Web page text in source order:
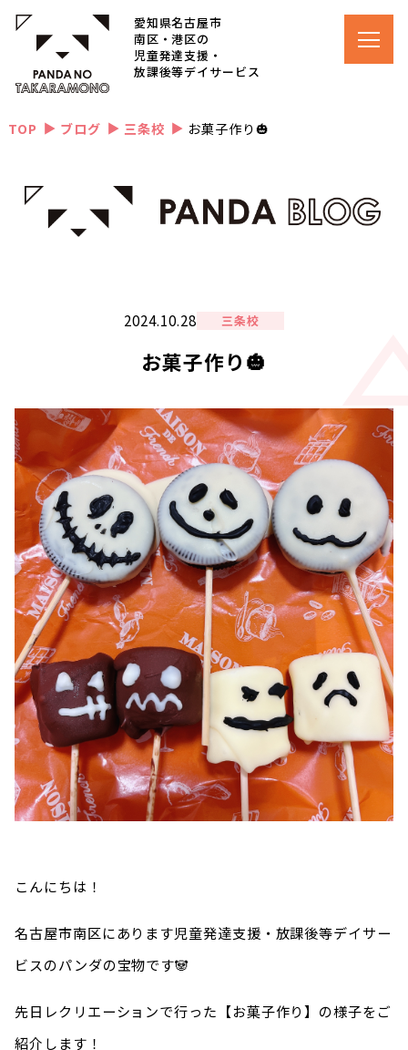
愛知県名古屋市
南区・港区の
児童発達支援・
放課後等デイサービス
TOP ▲ ブログ ▲ 三条校 ▲ お菓子作り🎃
2024.10.28 三条校
お菓子作り🎃
こんにちは！
名古屋市南区にあります児童発達支援・放課後等デイサー
ビスのパンダの宝物です🐼
先日レクリエーションで行った【お菓子作り】の様子をご
紹介します！